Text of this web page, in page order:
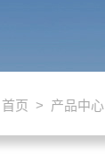
首页 > 产品中心